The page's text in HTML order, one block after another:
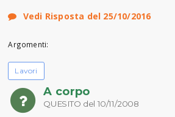
Vedi Risposta del 25/10/2016
Argomenti:
Lavori
A corpo
QUESITO del 10/11/2008